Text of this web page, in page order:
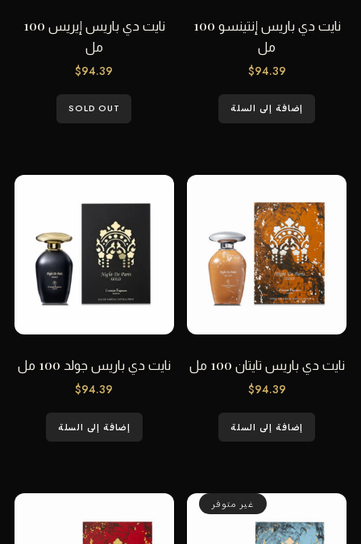
نايت دي باريس إنتينسو 100
مل
$94.39
إضافة إلى السلة
نايت دي باريس إيريس 100
مل
$94.39
SOLD OUT
نايت دي باريس تايتان 100 مل
$94.39
إضافة إلى السلة
نايت دي باريس جولد 100 مل
$94.39
إضافة إلى السلة
غير متوفر